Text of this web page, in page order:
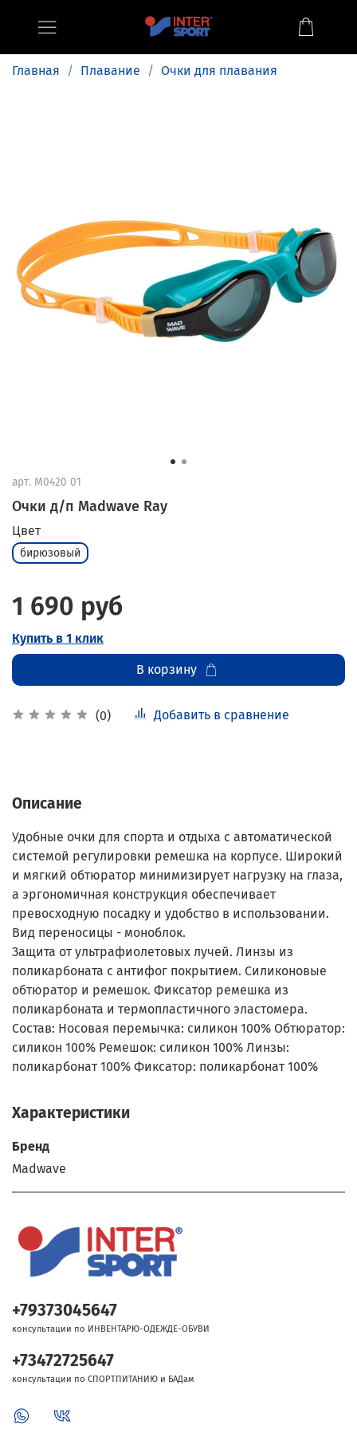
Главная Плавание Очки для плавания
арт. M0420 01
Очки д/п Madwave Ray
(0) Добавить в сравнение
Цвет
бирюзовый
1 690 руб
Купить в 1 клик
В корзину
Описание
Удобные очки для спорта и отдыха c автоматической
системой регулировки ремешка на корпусе. Широкий
и мягкий обтюратор минимизирует нагрузку на глаза,
а эргономичная конструкция обеспечивает
превосходную посадку и удобство в использовании.
Вид переносицы - моноблок.
Защита от ультрафиолетовых лучей. Линзы из
поликарбоната с антифог покрытием. Силиконовые
обтюратор и ремешок. Фиксатор ремешка из
поликарбоната и термопластичного эластомера.
Состав: Носовая перемычка: силикон 100% Обтюратор:
силикон 100% Ремешок: силикон 100% Линзы:
поликарбонат 100% Фиксатор: поликарбонат 100%
Характеристики
Бренд
Madwave
+79373045647
консультации по ИНВЕНТАРЮ-ОДЕЖДЕ-ОБУВИ
+73472725647
консультации по СПОРТПИТАНИЮ и БАДам